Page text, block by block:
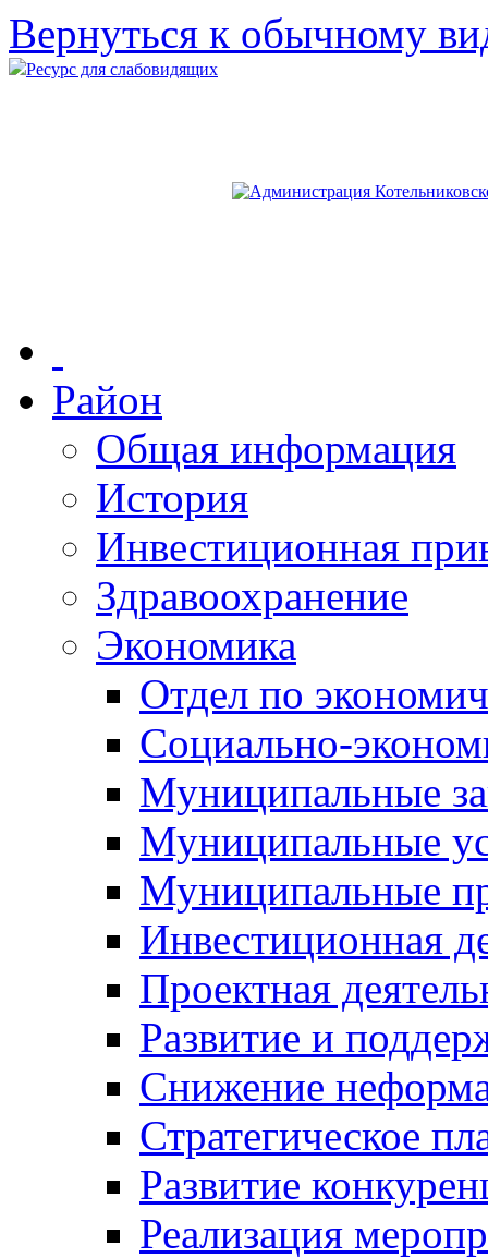
Вернуться к обычному
Ресурс для слабовидящих
Район
Общая информация
История
Инвестиционная
Здравоохранение
Экономика
Отдел по
Социально-
Муниципальные
Муниципальные
Муниципальные
Инвестиционная
Проектная
Развитие и
Снижение
Стратегическое
Развитие
Реализация